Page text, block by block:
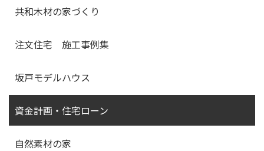
共和木材の家づくり
注文住宅 施工事例集
坂戸モデルハウス
資金計画・住宅ローン
自然素材の家